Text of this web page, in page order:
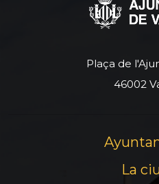
Plaça de
46002
La